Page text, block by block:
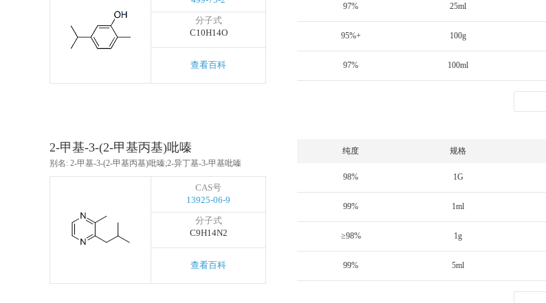
分子式
C10H14O
查看百科
97% 25ml
95%+ 100g
97% 100ml
2-甲基-3-(2-甲基丙基)吡嗪
别名: 2-甲基-3-(2-甲基丙基)吡嗪;2-异丁基-3-甲基吡嗪
CAS号
13925-06-9
分子式
C9H14N2
查看百科
纯度 规格
98% 1G
99% 1ml
≥98% 1g
99% 5ml